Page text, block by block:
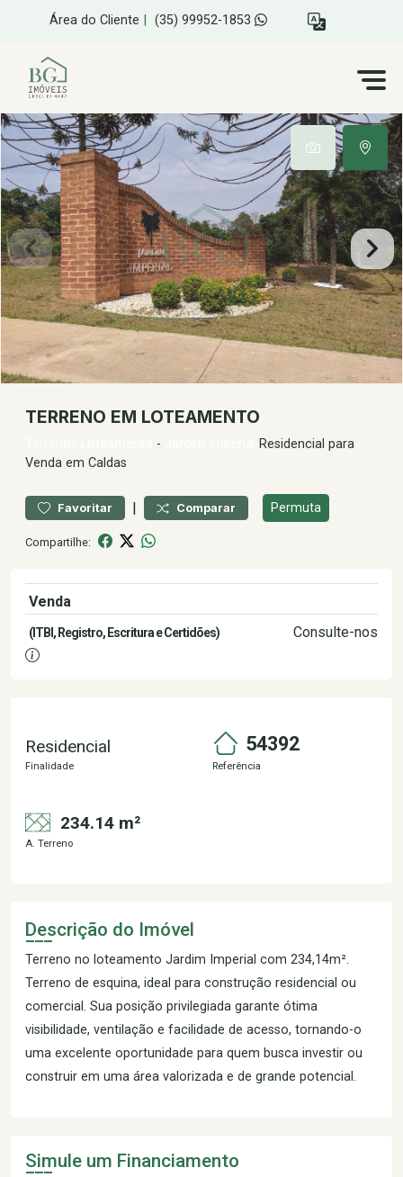
Área do Cliente (35) 99952-1853
TERRENO EM LOTEAMENTO
-
Residencial para
Venda em Caldas
Favoritar | Comparar Permuta
Compartilhe:
Venda
(ITBI, Registro, Escritura e Certidões) Consulte-nos
Residencial
Finalidade
54392
Referência
234.14 m²
A. Terreno
Descrição do Imóvel
Terreno no loteamento Jardim Imperial com 234,14m².
Terreno de esquina, ideal para construção residencial ou
comercial. Sua posição privilegiada garante ótima
visibilidade, ventilação e facilidade de acesso, tornando-o
uma excelente oportunidade para quem busca investir ou
construir em uma área valorizada e de grande potencial.
Simule um Financiamento